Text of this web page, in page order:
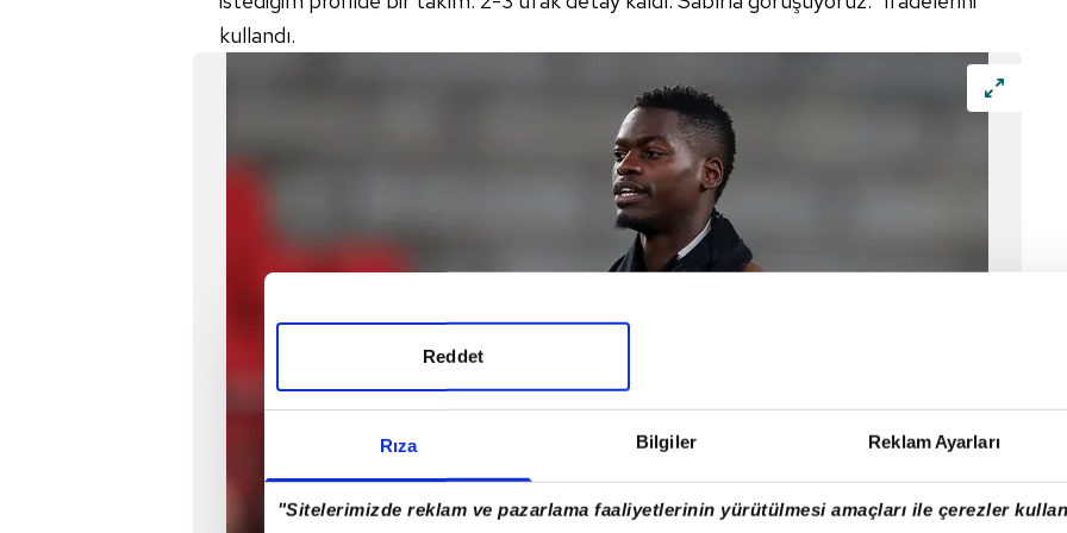
Rıza Bilgiler Reklam Ayarları
"Sitelerimizde reklam ve pazarlama faaliyetlerinin yürütülmesi amaçları ile çerezler
Reddet
kullandı.